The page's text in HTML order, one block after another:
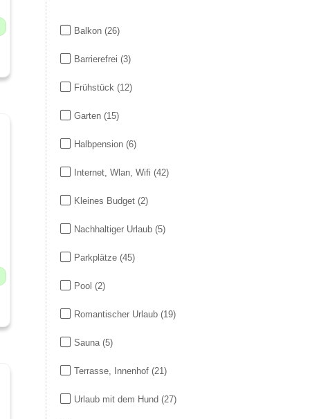
Balkon (26)
Barrierefrei (3)
Frühstück (12)
Garten (15)
Halbpension (6)
Internet, Wlan, Wifi (42)
Kleines Budget (2)
Nachhaltiger Urlaub (5)
Parkplätze (45)
Pool (2)
Romantischer Urlaub (19)
Sauna (5)
Terrasse, Innenhof (21)
Urlaub mit dem Hund (27)